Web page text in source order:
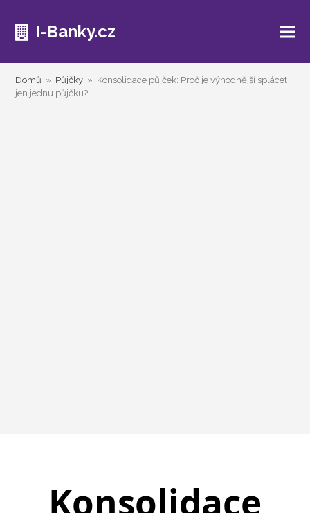
I-Banky.cz
Domů » Půjčky » Konsolidace půjček: Proč je výhodnější splácet
jen jednu půjčku?
Konsolidace